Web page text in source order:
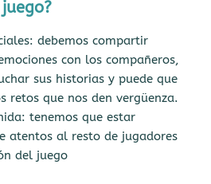
debemos compartir
con los compañeros,
sus historias y puede que
retos que nos den vergüenza.
tenemos que estar
atentos al resto de jugadores
del juego